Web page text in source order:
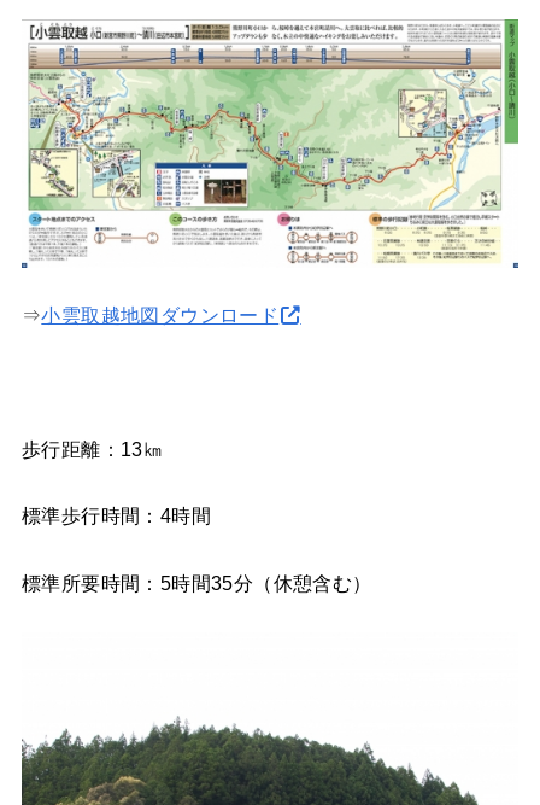
⇒小雲取越地図ダウンロード
歩行距離：13㎞
標準歩行時間：4時間
標準所要時間：5時間35分（休憩含む）